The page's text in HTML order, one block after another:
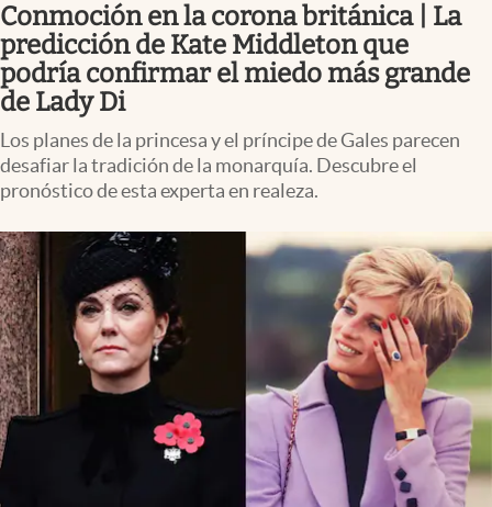
Espiritual
Streaming
PC y mobile
Lifestyle
Conmoción en la corona británica | La
predicción de Kate Middleton que
podría confirmar el miedo más grande
de Lady Di
Los planes de la princesa y el príncipe de Gales parecen
desafiar la tradición de la monarquía. Descubre el
pronóstico de esta experta en realeza.